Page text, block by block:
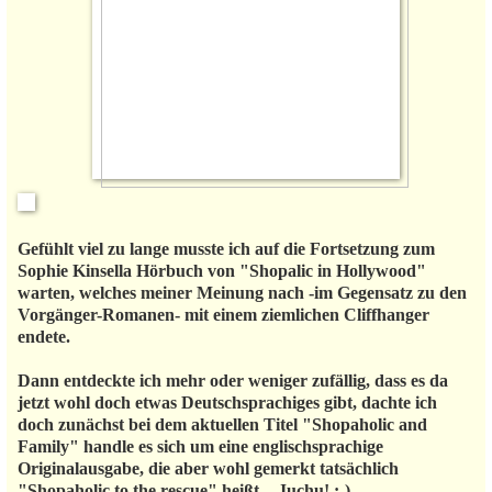
Gefühlt viel zu lange musste ich auf die Fortsetzung zum
Sophie Kinsella Hörbuch von "Shopalic in Hollywood"
warten, welches meiner Meinung nach -im Gegensatz zu den
Vorgänger-Romanen- mit einem ziemlichen Cliffhanger
endete.
Dann entdeckte ich mehr oder weniger zufällig, dass es da
jetzt wohl doch etwas Deutschsprachiges gibt, dachte ich
doch zunächst bei dem aktuellen Titel "Shopaholic and
Family" handle es sich um eine englischsprachige
Originalausgabe, die aber wohl gemerkt tatsächlich